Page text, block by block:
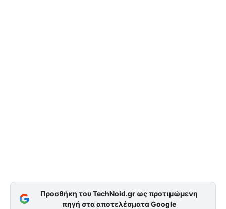
Προσθήκη του TechNoid.gr ως προτιμώμενη
πηγή στα αποτελέσματα Google